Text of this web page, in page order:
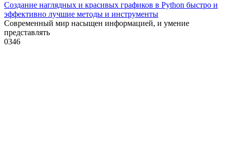
Создание наглядных и красивых графиков в Python быстро и
эффективно лучшие методы и инструменты
Современный мир насыщен информацией, и умение
представлять
0346